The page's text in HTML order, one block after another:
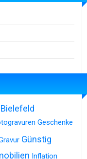
Bielefeld
Geschenke
Günstig
Inflation